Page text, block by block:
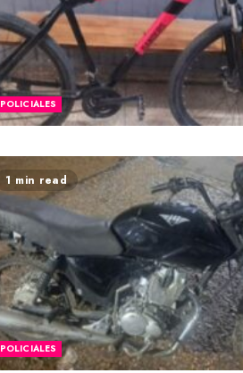
POLICIALES
1 min read
POLICIALES